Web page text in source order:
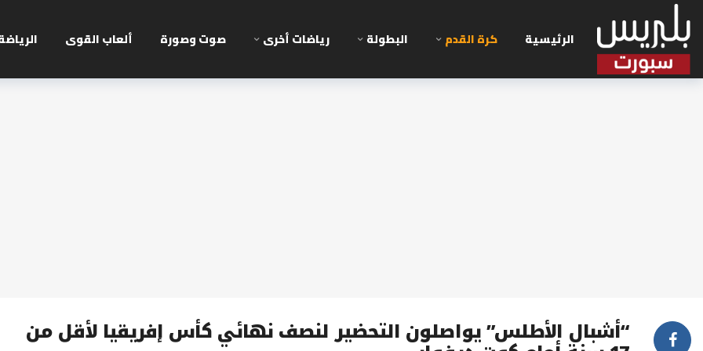
الرئيسية كرة القدم البطولة رياضات أخرى صوت وصورة ألعاب القوى
“أشبال الأطلس” يواصلون التحضير لنصف نهائي كأس إفريقيا لأقل من